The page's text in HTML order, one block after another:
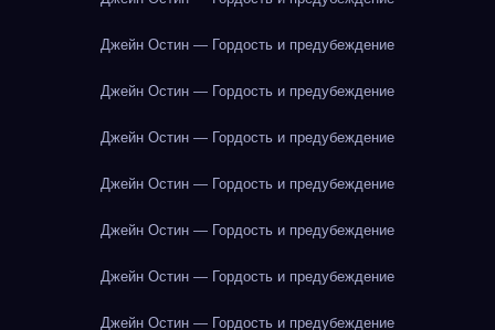
Джейн Остин — Гордость и предубеждение
Джейн Остин — Гордость и предубеждение
Джейн Остин — Гордость и предубеждение
Джейн Остин — Гордость и предубеждение
Джейн Остин — Гордость и предубеждение
Джейн Остин — Гордость и предубеждение
Джейн Остин — Гордость и предубеждение